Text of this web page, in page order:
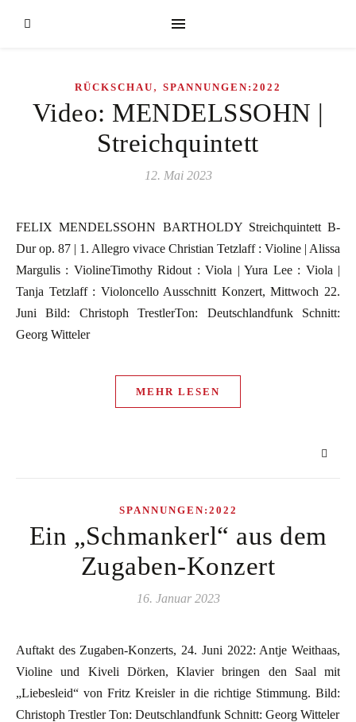
RÜCKSCHAU , SPANNUNGEN:2022
Video: MENDELSSOHN |
Streichquintett
12. Mai 2023
FELIX MENDELSSOHN BARTHOLDY Streichquintett B-
Dur op. 87 | 1. Allegro vivace Christian Tetzlaff : Violine | Alissa
Margulis : ViolineTimothy Ridout : Viola | Yura Lee : Viola |
Tanja Tetzlaff : Violoncello Ausschnitt Konzert, Mittwoch 22.
Juni Bild: Christoph TrestlerTon: Deutschlandfunk Schnitt:
Georg Witteler
MEHR LESEN
SPANNUNGEN:2022
Ein „Schmankerl“ aus dem
Zugaben-Konzert
16. Januar 2023
Auftakt des Zugaben-Konzerts, 24. Juni 2022: Antje Weithaas,
Violine und Kiveli Dörken, Klavier bringen den Saal mit
„Liebesleid“ von Fritz Kreisler in die richtige Stimmung. Bild:
Christoph Trestler Ton: Deutschlandfunk Schnitt: Georg Witteler